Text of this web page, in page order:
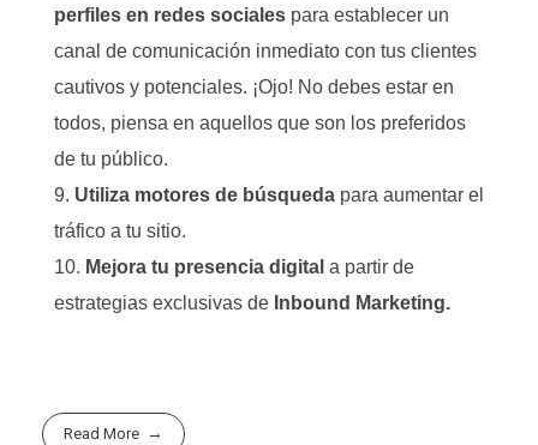
perfiles en redes sociales para establecer un
canal de comunicación inmediato con tus clientes
cautivos y potenciales. ¡Ojo! No debes estar en
todos, piensa en aquellos que son los preferidos
de tu público.
Utiliza motores de búsqueda para aumentar el
tráfico a tu sitio.
Mejora tu presencia digital a partir de
estrategias exclusivas de Inbound Marketing.
Read More